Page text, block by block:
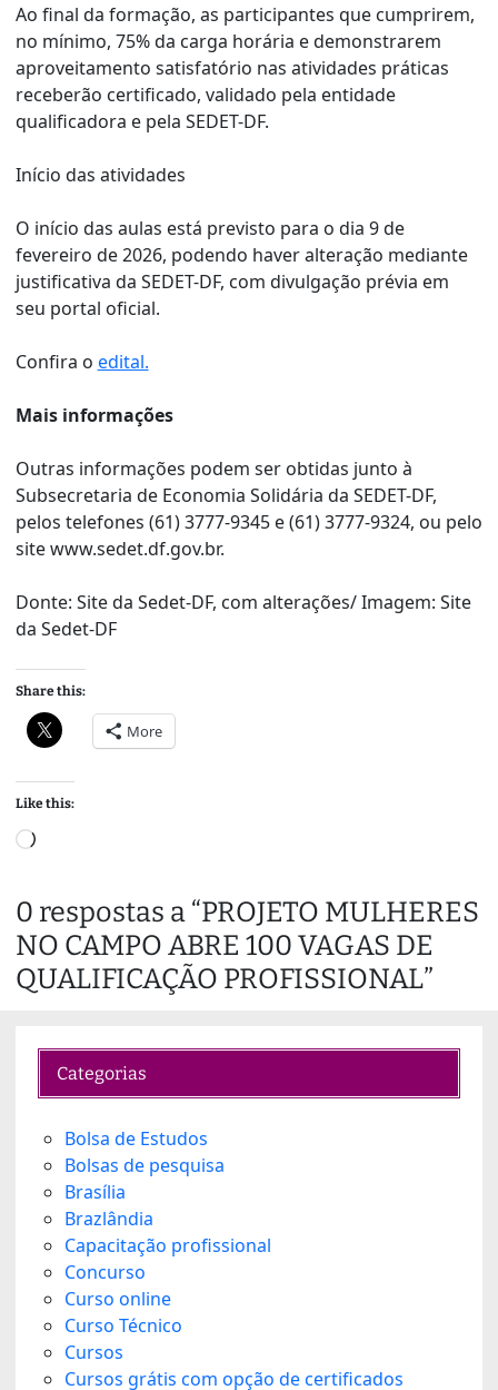
Ao final da formação, as participantes que cumprirem,
no mínimo, 75% da carga horária e demonstrarem
aproveitamento satisfatório nas atividades práticas
receberão certificado, validado pela entidade
qualificadora e pela SEDET-DF.
Início das atividades
O início das aulas está previsto para o dia 9 de
fevereiro de 2026, podendo haver alteração mediante
justificativa da SEDET-DF, com divulgação prévia em
seu portal oficial.
Confira o edital.
Mais informações
Outras informações podem ser obtidas junto à
Subsecretaria de Economia Solidária da SEDET-DF,
pelos telefones (61) 3777-9345 e (61) 3777-9324, ou pelo
sitewww.sedet.df.gov.br.
Donte: Site da Sedet-DF, com alterações/ Imagem: Site
da Sedet-DF
Share this:
More
Like this:
L
d
i
n
g
0 respostas a “PROJETO MULHERES
NO CAMPO ABRE 100 VAGAS DE
QUALIFICAÇÃO PROFISSIONAL”
Categorias
Bolsa de Estudos
Bolsas de pesquisa
Brasília
Brazlândia
Capacitação profissional
Concurso
Curso online
Curso Técnico
Cursos
Cursos grátis com opção de certificados